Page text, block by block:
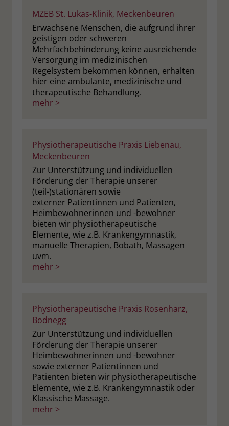
MZEB St. Lukas-Klinik, Meckenbeuren
Erwachsene Menschen, die aufgrund ihrer
geistigen oder schweren
Mehrfachbehinderung keine ausreichende
Versorgung im medizinischen
Regelsystem bekommen können, erhalten
hier eine ambulante, medizinische und
therapeutische Behandlung.
mehr >
Physiotherapeutische Praxis Liebenau,
Meckenbeuren
Zur Unterstützung und individuellen
Förderung der Therapie unserer
(teil-)stationären sowie
externer Patientinnen und Patienten,
Heimbewohnerinnen und -bewohner
bieten wir physiotherapeutische
Elemente, wie z.B. Krankengymnastik,
manuelle Therapien, Bobath, Massagen
uvm.
mehr >
Physiotherapeutische Praxis Rosenharz,
Bodnegg
Zur Unterstützung und individuellen
Förderung der Therapie unserer
Heimbewohnerinnen und -bewohner
sowie externer Patientinnen und
Patienten bieten wir physiotherapeutische
Elemente, wie z.B. Krankengymnastik oder
Klassische Massage.
mehr >